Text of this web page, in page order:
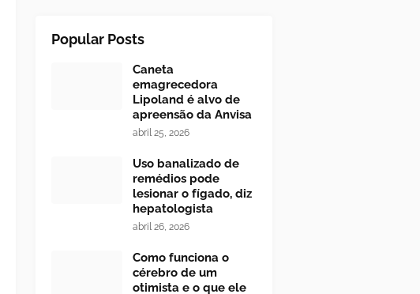
Popular Posts
Caneta
emagrecedora
Lipoland é alvo de
apreensão da Anvisa
abril 25, 2026
Uso banalizado de
remédios pode
lesionar o fígado, diz
hepatologista
abril 26, 2026
Como funciona o
cérebro de um
otimista e o que ele